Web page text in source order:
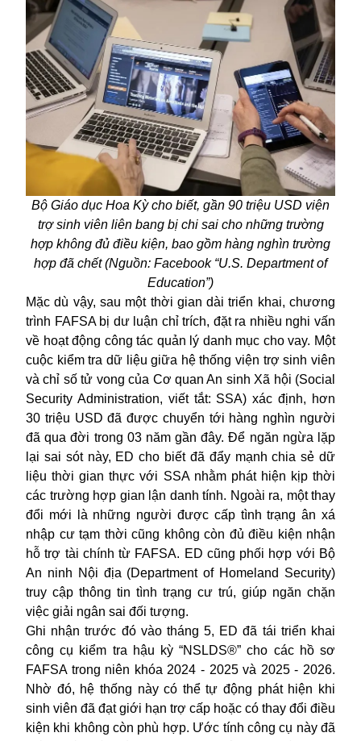
Bộ Giáo dục Hoa Kỳ cho biết, gần 90 triệu USD viện
trợ sinh viên liên bang bị chi sai cho những trường
hợp không đủ điều kiện, bao gồm hàng nghìn trường
hợp đã chết (Nguồn: Facebook “U.S. Department of
Education”)
Mặc dù vậy, sau một thời gian dài triển khai, chương
trình FAFSA bị dư luận chỉ trích, đặt ra nhiều nghi vấn
về hoạt động công tác quản lý danh mục cho vay. Một
cuộc kiểm tra dữ liệu giữa hệ thống viện trợ sinh viên
và chỉ số tử vong của Cơ quan An sinh Xã hội (Social
Security Administration, viết tắt: SSA) xác định, hơn
30 triệu USD đã được chuyển tới hàng nghìn người
đã qua đời trong 03 năm gần đây. Để ngăn ngừa lặp
lại sai sót này, ED cho biết đã đẩy mạnh chia sẻ dữ
liệu thời gian thực với SSA nhằm phát hiện kịp thời
các trường hợp gian lận danh tính. Ngoài ra, một thay
đổi mới là những người được cấp tình trạng ân xá
nhập cư tạm thời cũng không còn đủ điều kiện nhận
hỗ trợ tài chính từ FAFSA. ED cũng phối hợp với Bộ
An ninh Nội địa (Department of Homeland Security)
truy cập thông tin tình trạng cư trú, giúp ngăn chặn
việc giải ngân sai đối tượng.
Ghi nhận trước đó vào tháng 5, ED đã tái triển khai
công cụ kiểm tra hậu kỳ “NSLDS®” cho các hồ sơ
FAFSA trong niên khóa 2024 - 2025 và 2025 - 2026.
Nhờ đó, hệ thống này có thể tự động phát hiện khi
sinh viên đã đạt giới hạn trợ cấp hoặc có thay đổi điều
kiện khi không còn phù hợp. Ước tính công cụ này đã